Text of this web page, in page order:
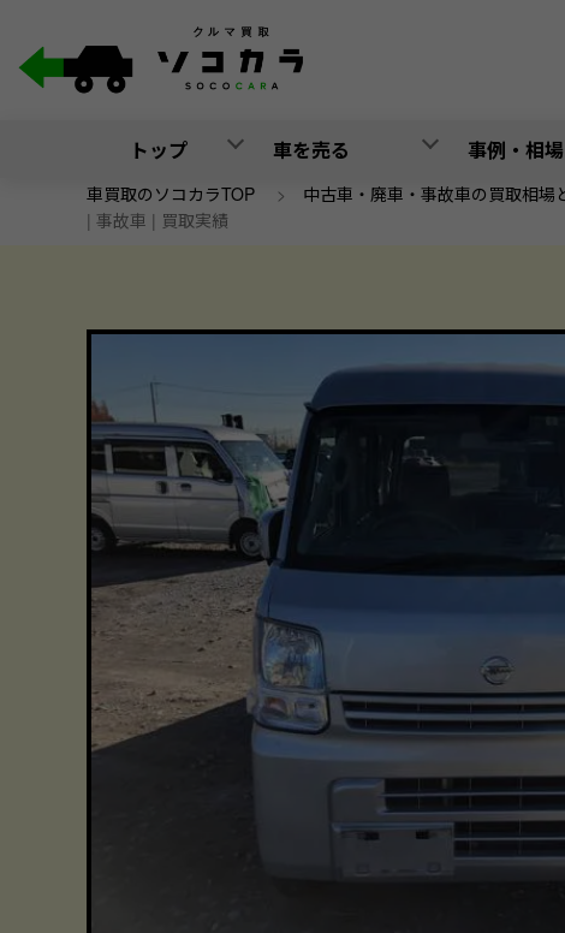
トップ 車を売る 事例・相場
車買取のソコカラTOP > 中古車・廃車・事故車の買取相場
| 事故車 | 買取実績